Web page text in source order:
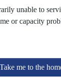
unable to
or capacity
Take me to the